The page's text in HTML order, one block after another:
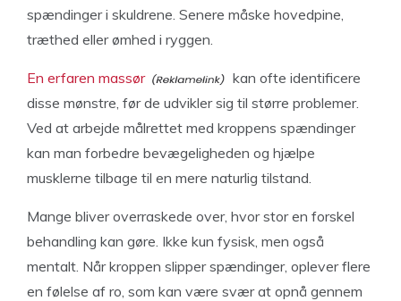
spændinger i skuldrene. Senere måske hovedpine,
træthed eller ømhed i ryggen.
En erfaren massør
kan ofte identificere
disse mønstre, før de udvikler sig til større problemer.
Ved at arbejde målrettet med kroppens spændinger
kan man forbedre bevægeligheden og hjælpe
musklerne tilbage til en mere naturlig tilstand.
Mange bliver overraskede over, hvor stor en forskel
behandling kan gøre. Ikke kun fysisk, men også
mentalt. Når kroppen slipper spændinger, oplever flere
en følelse af ro, som kan være svær at opnå gennem